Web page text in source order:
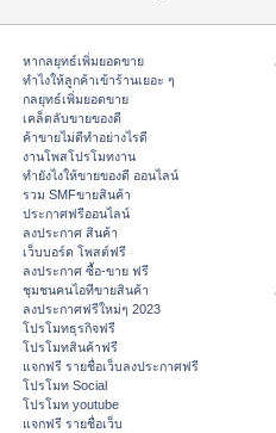
หากลยุทธ์เพิ่มยอดขาย
ทําไงให้ลูกค้าเข้าร้านเยอะ ๆ
กลยุทธ์เพิ่มยอดขาย
เคล็ดลับขายของดี
ค้าขายไม่ดีทำอย่างไรดี
งานโพสโปรโมทงาน
ทํายังไงให้ขายของดี ออนไลน์
รวม SMFขายสินค้า
ประกาศฟรีออนไลน์
ลงประกาศ สินค้า
เว็บบอร์ด โพสต์ฟรี
ลงประกาศ ซื้อ-ขาย ฟรี
ชุมชนคนไอทีขายสินค้า
ลงประกาศฟรีใหม่ๆ 2023
โปรโมทธุรกิจฟรี
โปรโมทสินค้าฟรี
แจกฟรี รายชื่อเว็บลงประกาศฟรี
โปรโมท Social
โปรโมท youtube
แจกฟรี รายชื่อเว็บ